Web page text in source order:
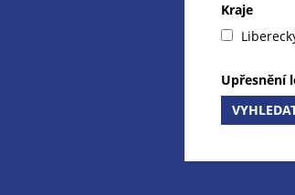
Kraje
Upřesnění